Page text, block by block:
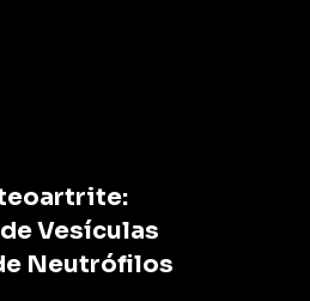
Vesículas
Neutrófilos